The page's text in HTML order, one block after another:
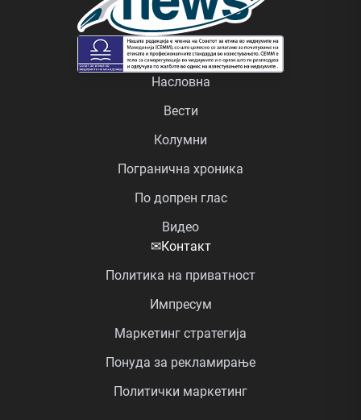
Насловна
Вести
Колумни
Погранична хроника
По допрен глас
Видео
✉Контакт
Политика на приватност
Импресум
Маркетинг стратегија
Понуда за рекламирање
Политички маркетинг